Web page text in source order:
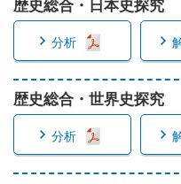
歴史総合・日本史探究
分析
歴史総合・世界史探究
分析